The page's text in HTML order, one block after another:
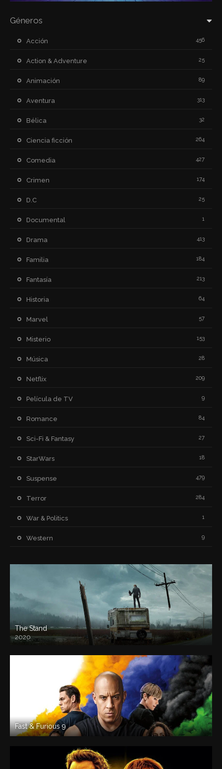
Géneros
Acción 456
Action & Adventure 25
Animación 89
Aventura 313
Bélica 32
Ciencia ficción 264
Comedia 427
Crimen 174
D.C 25
Documental 1
Drama 413
Familia 184
Fantasía 213
Historia 64
Marvel 57
Misterio 153
Música 28
Netflix 209
Película de TV 9
Romance 84
Sci-Fi & Fantasy 27
StarWars 18
Suspense 479
Terror 284
War & Politics 1
Western 9
The Stand
2020
Fast & Furious 9